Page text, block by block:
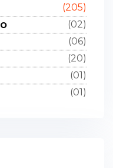
(205)
(02)
(06)
(20)
(01)
(01)